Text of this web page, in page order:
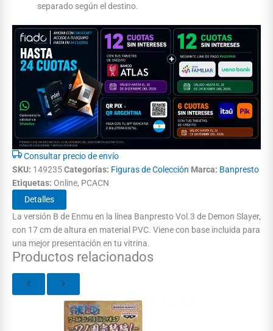
separado según el destino.
Consultar precio de envío
SKU: 149235Categorías: Figuras de Colección Marca: Banpresto
Etiquetas: Online, PCACN
Detalles
La versión B de Enmu en la línea Banpresto Vol.3 de Demon Slayer,
con 17 cm de altura en material PVC. Viene con base incluida para
una mejor presentación en tu vitrina.
Productos relacionados